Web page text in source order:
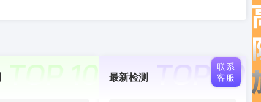
最新检测
联系
客服